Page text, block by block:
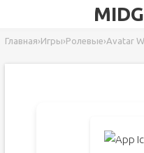
Главная›Игры›Ролевые›Avatar